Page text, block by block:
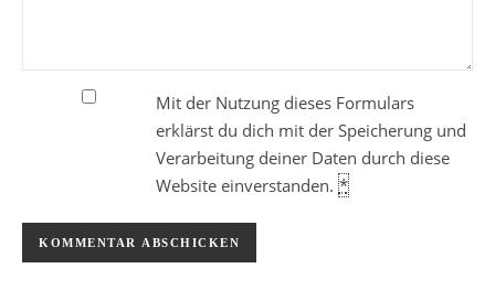
Mit der Nutzung dieses Formulars
erklärst du dich mit der Speicherung und
Verarbeitung deiner Daten durch diese
Website einverstanden. *